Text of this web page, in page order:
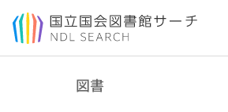
本文へ移動
図書